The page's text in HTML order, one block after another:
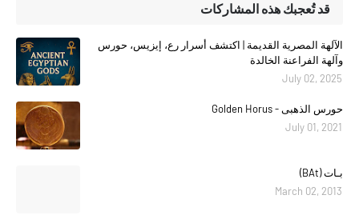
قد تُعجبك هذه المشاركات
الآلهة المصرية القديمة | اكتشف أسرار رع، إيزيس، حورس
وآلهة الفراعنة الخالدة
July 02, 2025
حورس الذهبى - Golden Horus
July 01, 2021
بـات (BAt)
March 02, 2013